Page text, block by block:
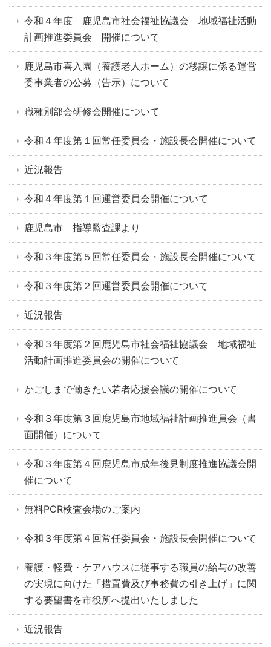
令和４年度 鹿児島市社会福祉協議会 地域福祉活動
計画推進委員会 開催について
鹿児島市喜入園（養護老人ホーム）の移譲に係る運営
委事業者の公募（告示）について
職種別部会研修会開催について
令和４年度第１回常任委員会・施設長会開催について
近況報告
令和４年度第１回運営委員会開催について
鹿児島市 指導監査課より
令和３年度第５回常任委員会・施設長会開催について
令和３年度第２回運営委員会開催について
近況報告
令和３年度第２回鹿児島市社会福祉協議会 地域福祉
活動計画推進委員会の開催について
かごしまで働きたい若者応援会議の開催について
令和３年度第３回鹿児島市地域福祉計画推進員会（書
面開催）について
令和３年度第４回鹿児島市成年後見制度推進協議会開
催について
無料PCR検査会場のご案内
令和３年度第４回常任委員会・施設長会開催について
養護・軽費・ケアハウスに従事する職員の給与の改善
の実現に向けた「措置費及び事務費の引き上げ」に関
する要望書を市役所へ提出いたしました
近況報告